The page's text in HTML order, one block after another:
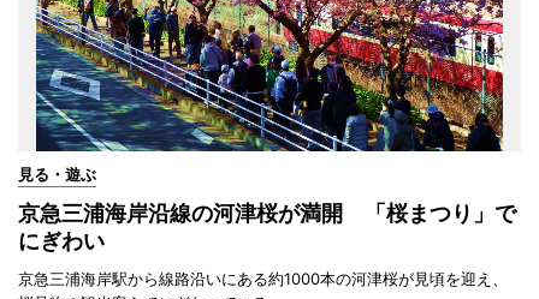
見る・遊ぶ
京急三浦海岸沿線の河津桜が満開 「桜まつり」で
にぎわい
京急三浦海岸駅から線路沿いにある約1000本の河津桜が見頃を迎え、